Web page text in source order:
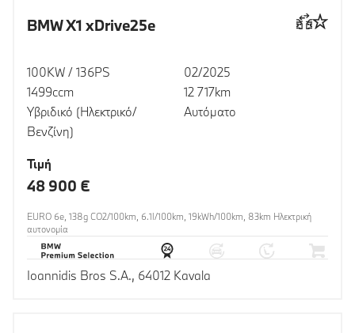
BMW X1 xDrive25e
100KW / 136PS
1499ccm
Υβριδικό (Ηλεκτρικό/
Βενζίνη)
02/2025
12 717km
Αυτόματο
Τιμή
48 900 €
EURO 6e, 138g CO2/100km, 6.1l/100km, 19kWh/100km, 83km Ηλεκτρική
αυτονομία
Ioannidis Bros S.A., 64012 Kavala